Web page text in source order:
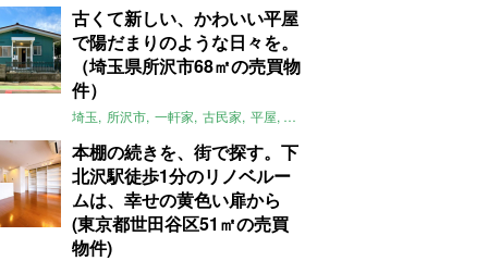
古くて新しい、かわいい平屋
で陽だまりのような日々を。
（埼玉県所沢市68㎡の売買物
件）
埼玉 所沢市 一軒家 古民家 平屋 庭
本棚の続きを、街で探す。下
北沢駅徒歩1分のリノベルー
ムは、幸せの黄色い扉から
(東京都世田谷区51㎡の売買
物件)